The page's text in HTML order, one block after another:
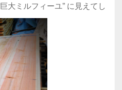
大ミルフィーユ” に見えてし